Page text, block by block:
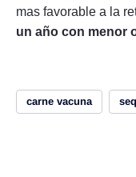
mas favorable a la
un año con menor
carne vacuna